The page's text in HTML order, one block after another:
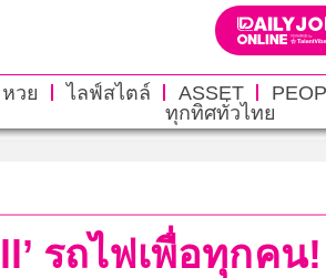
หวย ไลฟ์สไตล์ ASSET
ทุกทิศทั่วไทย
รถไฟเพื่อทุกค